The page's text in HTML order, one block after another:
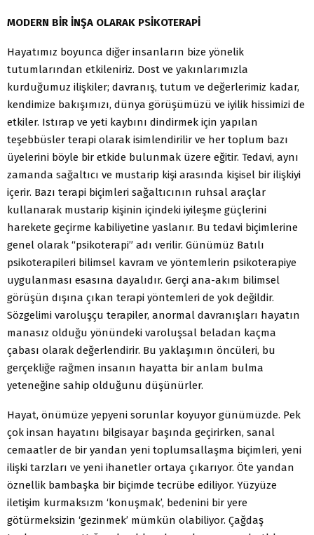
MODERN BİR İNŞA OLARAK PSİKOTERAPİ
Hayatımız boyunca diğer insanların bize yönelik
tutumlarından etkileniriz. Dost ve yakınlarımızla
kurduğumuz ilişkiler; davranış, tutum ve değerlerimiz kadar,
kendimize bakışımızı, dünya görüşümüzü ve iyilik hissimizi de
etkiler. Istırap ve yeti kaybını dindirmek için yapılan
teşebbüsler terapi olarak isimlendirilir ve her toplum bazı
üyelerini böyle bir etkide bulunmak üzere eğitir. Tedavi, aynı
zamanda sağaltıcı ve mustarip kişi arasında kişisel bir ilişkiyi
içerir. Bazı terapi biçimleri sağaltıcının ruhsal araçlar
kullanarak mustarip kişinin içindeki iyileşme güçlerini
harekete geçirme kabiliyetine yaslanır. Bu tedavi biçimlerine
genel olarak “psikoterapi” adı verilir. Günümüz Batılı
psikoterapileri bilimsel kavram ve yöntemlerin psikoterapiye
uygulanması esasına dayalıdır. Gerçi ana-akım bilimsel
görüşün dışına çıkan terapi yöntemleri de yok değildir.
Sözgelimi varoluşçu terapiler, anormal davranışları hayatın
manasız olduğu yönündeki varoluşsal beladan kaçma
çabası olarak değerlendirir. Bu yaklaşımın öncüleri, bu
gerçekliğe rağmen insanın hayatta bir anlam bulma
yeteneğine sahip olduğunu düşünürler.
Hayat, önümüze yepyeni sorunlar koyuyor günümüzde. Pek
çok insan hayatını bilgisayar başında geçirirken, sanal
cemaatler de bir yandan yeni toplumsallaşma biçimleri, yeni
ilişki tarzları ve yeni ihanetler ortaya çıkarıyor. Öte yandan
öznellik bambaşka bir biçimde tecrübe ediliyor. Yüzyüze
iletişim kurmaksızm ‘konuşmak’, bedenini bir yere
götürmeksizin ‘gezinmek’ mümkün olabiliyor. Çağdaş